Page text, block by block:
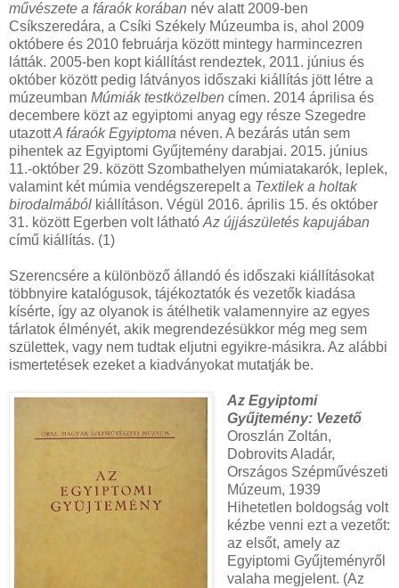
művészete a fáraók korában név alatt 2009-ben
Csíkszeredára, a Csíki Székely Múzeumba is, ahol 2009
októbere és 2010 februárja között mintegy harmincezren
látták. 2005-ben kopt kiállítást rendeztek, 2011. június és
október között pedig látványos időszaki kiállítás jött létre a
múzeumban Múmiák testközelben címen. 2014 áprilisa és
decembere közt az egyiptomi anyag egy része Szegedre
utazottA fáraók Egyiptoma néven. A bezárás után sem
pihentek az Egyiptomi Gyűjtemény darabjai. 2015. június
11.-október 29. között Szombathelyen múmiatakarók, leplek,
valamint két múmia vendégszerepelt a Textilek a holtak
birodalmából kiállításon. Végül 2016. április 15. és október
31. között Egerben volt látható Az újjászületés kapujában
című kiállítás. (1)
Szerencsére a különböző állandó és időszaki kiállításokat
többnyire katalógusok, tájékoztatók és vezetők kiadása
kísérte, így az olyanok is átélhetik valamennyire az egyes
tárlatok élményét, akik megrendezésükkor még meg sem
születtek, vagy nem tudtak eljutni egyikre-másikra. Az alábbi
ismertetések ezeket a kiadványokat mutatják be.
Az Egyiptomi
Gyűjtemény: Vezető
Oroszlán Zoltán,
Dobrovits Aladár,
Országos Szépművészeti
Múzeum, 1939
Hihetetlen boldogság volt
kézbe venni ezt a vezetőt:
az elsőt, amely az
Egyiptomi Gyűjteményről
valaha megjelent. (Az